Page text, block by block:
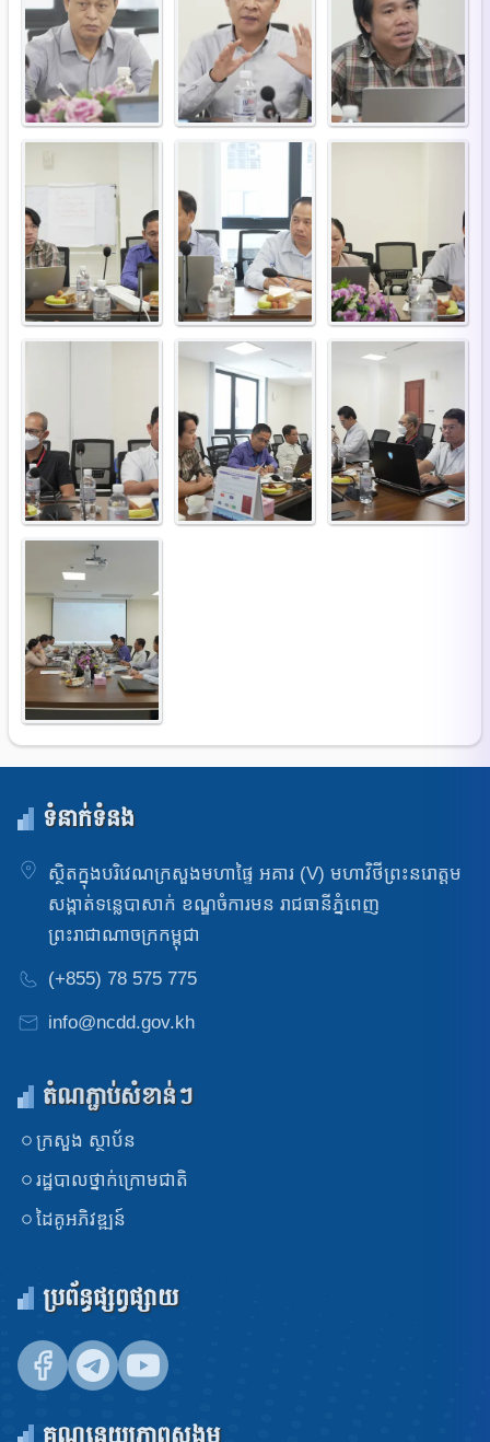
ទំនាក់ទំនង
ស្ថិតក្នុងបរិវេណក្រសួងមហាផ្ទៃ អគារ (V) មហាវិថីព្រះនរោត្តម
សង្កាត់ទន្លេបាសាក់ ខណ្ឌចំការមន រាជធានីភ្នំពេញ
ព្រះរាជាណាចក្រកម្ពុជា
(+855) 78 575 775
info@ncdd.gov.kh
តំណភ្ជាប់សំខាន់ៗ
ក្រសួង​ ស្ថាប័ន
រដ្ឋបាលថ្នាក់ក្រោមជាតិ
ដៃគូអភិវឌ្ឍន៍
ប្រព័ន្ធផ្សព្វផ្សាយ